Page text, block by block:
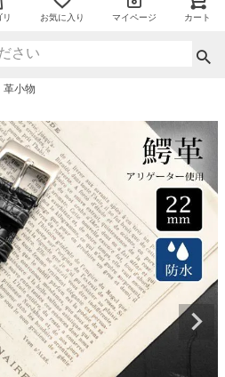
リ お気に入り マイページ カート
革小物